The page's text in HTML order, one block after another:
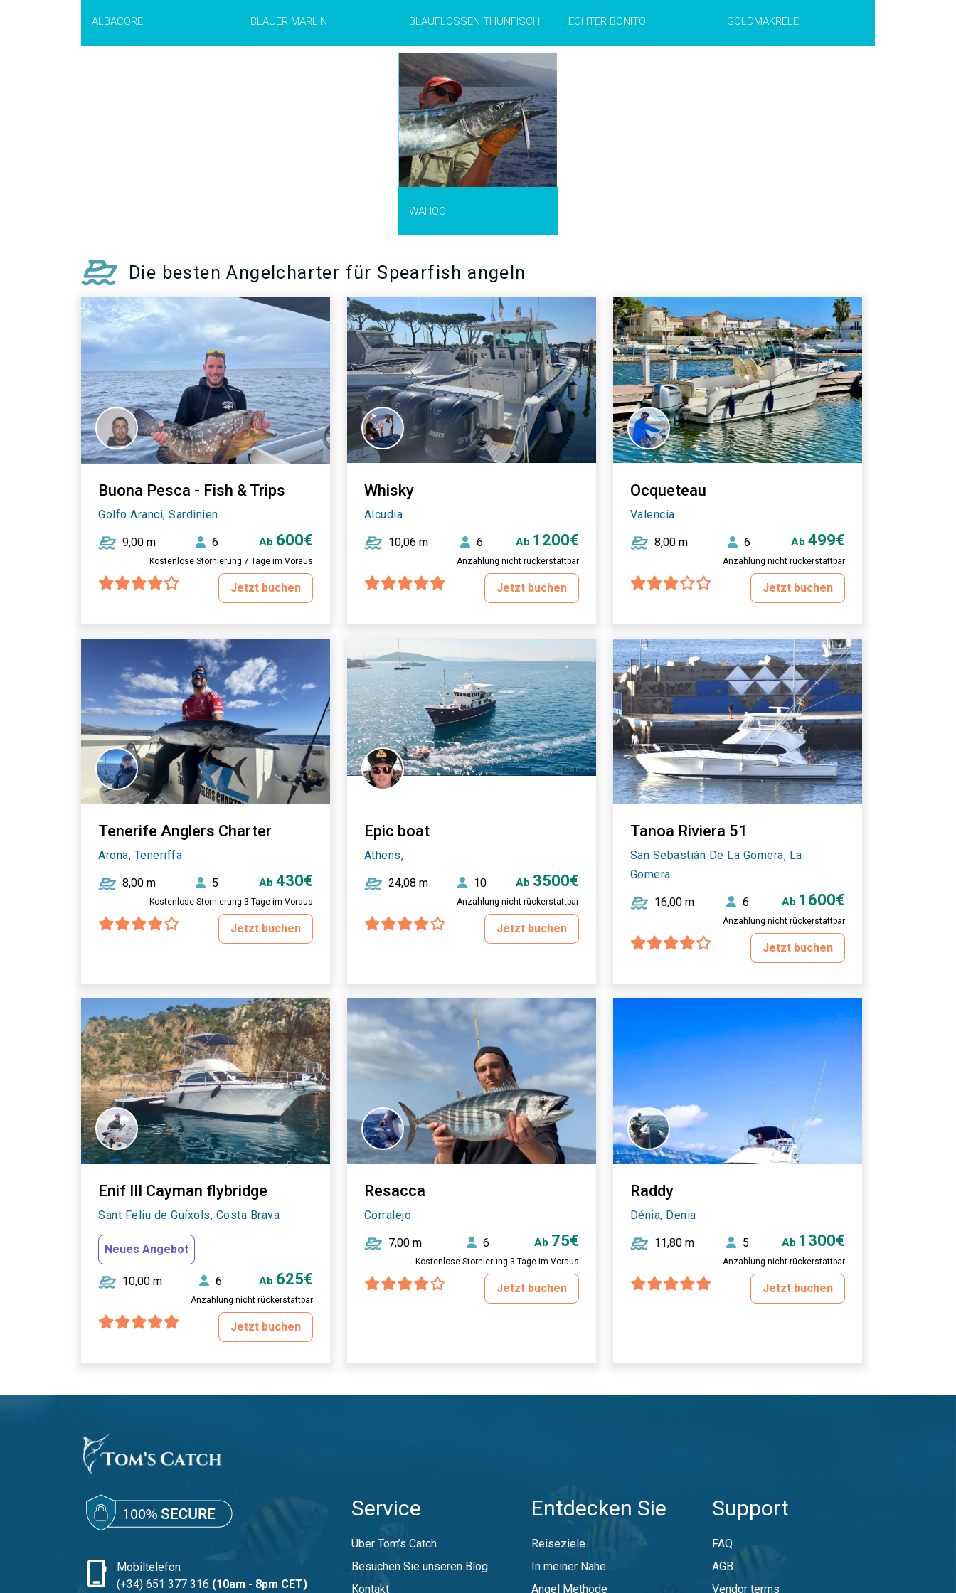
ALBACORE BLAUER MARLIN BLAUFLOSSEN THUNFISCH ECHTER BONITO
AUSKUNFT > GOLDMAKRELE
WAHOO
Die besten Angelcharter für Spearfish angeln
Buona Pesca - Fish & Trips
Golfo Aranci, Sardinien
9,00 m 6 Ab 600€
Kostenlose Stornierung 7 Tage im Voraus
Jetzt buchen
Whisky
Alcudia
10,06 m 6 Ab 1200€
Anzahlung nicht rückerstattbar
Jetzt buchen
Ocqueteau
Valencia
8,00 m 6 Ab 499€
Anzahlung nicht rückerstattbar
Jetzt buchen
Tenerife Anglers Charter
Arona, Teneriffa
8,00 m 5 Ab 430€
Kostenlose Stornierung 3 Tage im Voraus
Jetzt buchen
Epic boat
Athens,
24,08 m 10 Ab 3500€
Anzahlung nicht rückerstattbar
Jetzt buchen
Tanoa Riviera 51
San Sebastián De La Gomera, La
Gomera
16,00 m 6 Ab 1600€
Anzahlung nicht rückerstattbar
Jetzt buchen
Enif III Cayman flybridge
Sant Feliu de Guíxols, Costa Brava
Neues Angebot
10,00 m 6 Ab 625€
Anzahlung nicht rückerstattbar
Jetzt buchen
Resacca
Corralejo
7,00 m 6 Ab 75€
Kostenlose Stornierung 3 Tage im Voraus
Jetzt buchen
Raddy
Dénia, Denia
11,80 m 5 Ab 1300€
Anzahlung nicht rückerstattbar
Jetzt buchen
phone_iphone
Mobiltelefon
(+34) 651 377 316 (10am - 8pm CET)
Service
Über Tom’s Catch
Besuchen Sie unseren Blog
Kontakt
Entdecken Sie
Reiseziele
In meiner Nähe
Angel Methode
Support
FAQ
AGB
Vendor terms